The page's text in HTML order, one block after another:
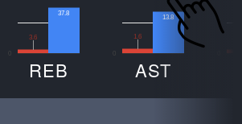
3.6
37.8
REB
1.6
13.8
AST